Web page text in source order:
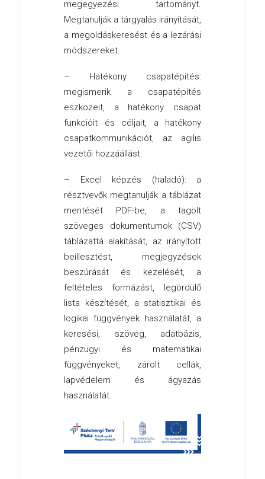
megegyezési tartományt.
Megtanulják a tárgyalás irányítását,
a megoldáskeresést és a lezárási
módszereket.
– Hatékony csapatépítés:
megismerik a csapatépítés
eszközeit, a hatékony csapat
funkcióit és céljait, a hatékony
csapatkommunikációt, az agilis
vezetői hozzáállást.
– Excel képzés (haladó): a
résztvevők megtanulják a táblázat
mentését PDF-be, a tagolt
szöveges dokumentumok (CSV)
táblázattá alakítását, az irányított
beillesztést, megjegyzések
beszúrását és kezelését, a
feltételes formázást, legördülő
lista készítését, a statisztikai és
logikai függvények használatát, a
keresési, szöveg, adatbázis,
pénzügyi és matematikai
függvényeket, zárolt cellák,
lapvédelem és ágyazás
használatát.